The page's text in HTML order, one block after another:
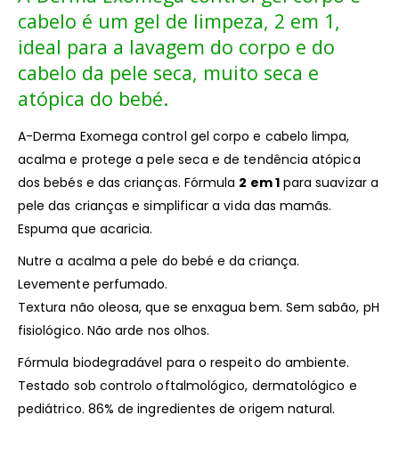
cabelo é um gel de limpeza, 2 em 1,
ideal para a lavagem do corpo e do
cabelo da pele seca, muito seca e
atópica do bebé.
A-Derma Exomega control gel corpo e cabelo limpa,
acalma e protege a pele seca e de tendência atópica
dos bebés e das crianças. Fórmula 2 em 1para suavizar a
pele das crianças e simplificar a vida das mamãs.
Espuma que acaricia.
Nutre a acalma a pele do bebé e da criança.
Levemente perfumado.
Textura não oleosa, que se enxagua bem. Sem sabão, pH
fisiológico. Não arde nos olhos.
Fórmula biodegradável para o respeito do ambiente.
Testado sob controlo oftalmológico, dermatológico e
pediátrico. 86% de ingredientes de origem natural.